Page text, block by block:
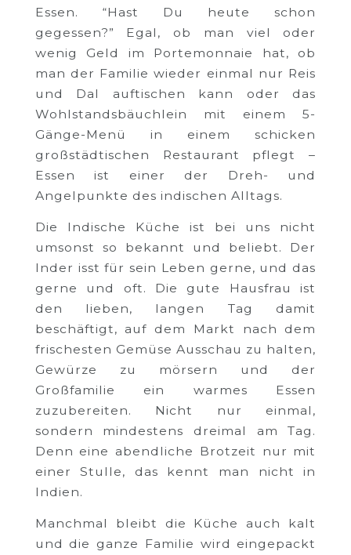
Essen. “Hast Du heute schon
gegessen?” Egal, ob man viel oder
wenig Geld im Portemonnaie hat, ob
man der Familie wieder einmal nur Reis
und Dal auftischen kann oder das
Wohlstandsbäuchlein mit einem 5-
Gänge-Menü in einem schicken
großstädtischen Restaurant pflegt –
Essen ist einer der Dreh- und
Angelpunkte des indischen Alltags.
Die Indische Küche ist bei uns nicht
umsonst so bekannt und beliebt. Der
Inder isst für sein Leben gerne, und das
gerne und oft. Die gute Hausfrau ist
den lieben, langen Tag damit
beschäftigt, auf dem Markt nach dem
frischesten Gemüse Ausschau zu halten,
Gewürze zu mörsern und der
Großfamilie ein warmes Essen
zuzubereiten. Nicht nur einmal,
sondern mindestens dreimal am Tag.
Denn eine abendliche Brotzeit nur mit
einer Stulle, das kennt man nicht in
Indien.
Manchmal bleibt die Küche auch kalt
und die ganze Familie wird eingepackt